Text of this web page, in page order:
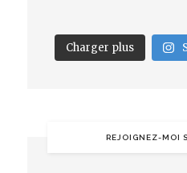
Charger plus
REJOIGNEZ-MOI